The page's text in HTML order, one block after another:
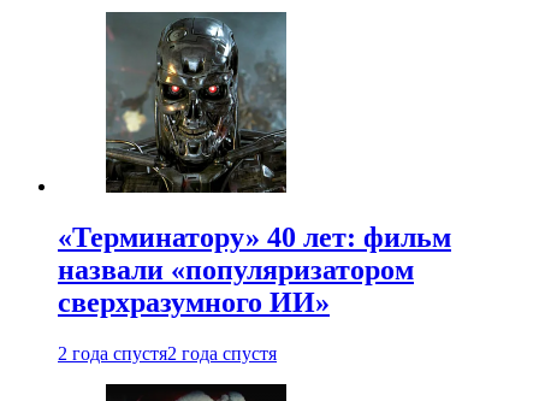
«Терминатору» 40 лет: фильм
назвали «популяризатором
сверхразумного ИИ»
2 года спустя2 года спустя